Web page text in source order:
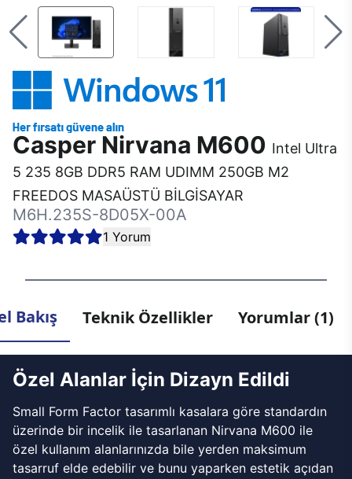
Casper Nirvana M600 Intel Ultra
5 235 8GB DDR5 RAM UDIMM 250GB M2
FREEDOS MASAÜSTÜ BİLGİSAYAR
M6H.235S-8D05X-00A
1 Yorum
Bakış Teknik Özellikler Yorumlar (1)
Özel Alanlar İçin Dizayn Edildi
Small Form Factor tasarımlı kasalara göre standardın
üzerinde bir incelik ile tasarlanan Nirvana M600 ile
özel kullanım alanlarınızda bile yerden maksimum
tasarruf elde edebilir ve bunu yaparken estetik açıdan